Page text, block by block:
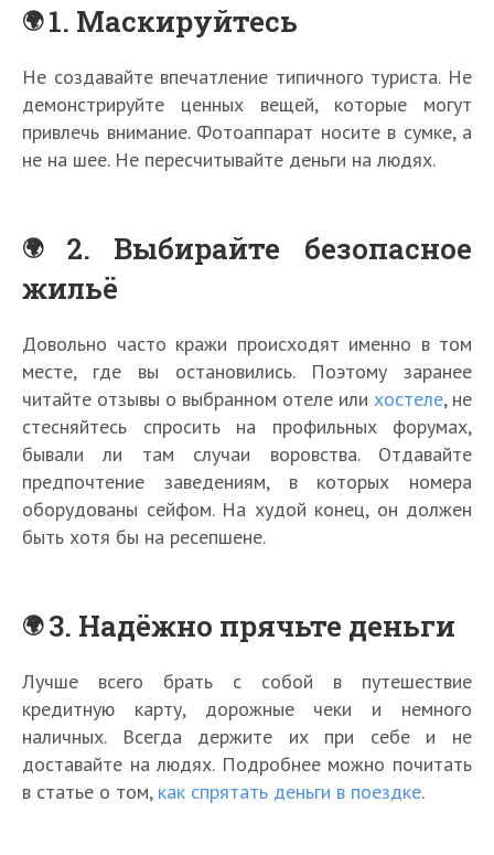
1. Маскируйтесь
Не создавайте впечатление типичного туриста. Не
демонстрируйте ценных вещей, которые могут
привлечь внимание. Фотоаппарат носите в сумке, а
не на шее. Не пересчитывайте деньги на людях.
2. Выбирайте безопасное
жильё
Довольно часто кражи происходят именно в том
месте, где вы остановились. Поэтому заранее
читайте отзывы о выбранном отеле или хостеле, не
стесняйтесь спросить на профильных форумах,
бывали ли там случаи воровства. Отдавайте
предпочтение заведениям, в которых номера
оборудованы сейфом. На худой конец, он должен
быть хотя бы на ресепшене.
3. Надёжно прячьте деньги
Лучше всего брать с собой в путешествие
кредитную карту, дорожные чеки и немного
наличных. Всегда держите их при себе и не
доставайте на людях. Подробнее можно почитать
в статье о том, как спрятать деньги в поездке.